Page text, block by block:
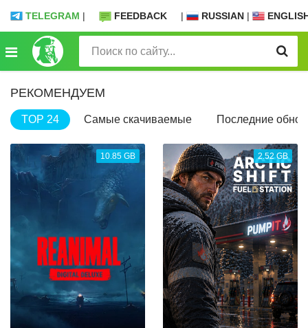
TELEGRAM | FEEDBACK | RUSSIAN |
РЕКОМЕНДУЕМ
TOP 24 Самые скачиваемые Последние
10.85 GB 2.52 GB